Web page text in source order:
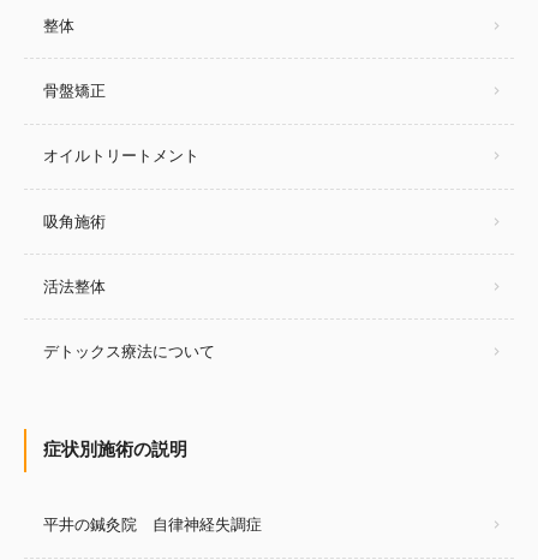
整体
骨盤矯正
オイルトリートメント
吸角施術
活法整体
デトックス療法について
症状別施術の説明
平井の鍼灸院 自律神経失調症